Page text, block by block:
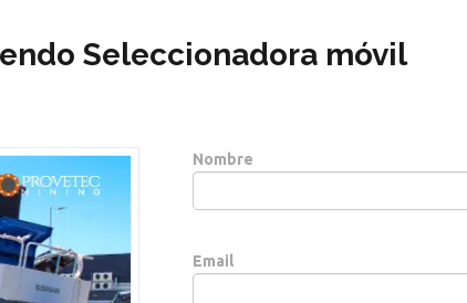
Seleccionadora móvil
Nombre
Email